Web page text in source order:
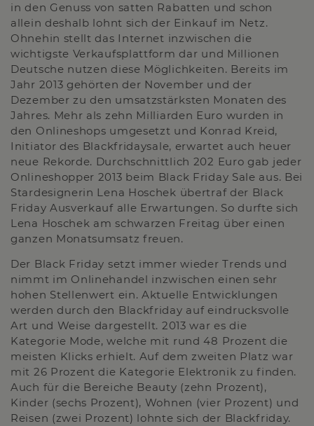
in den Genuss von satten Rabatten und schon
allein deshalb lohnt sich der Einkauf im Netz.
Ohnehin stellt das Internet inzwischen die
wichtigste Verkaufsplattform dar und Millionen
Deutsche nutzen diese Möglichkeiten. Bereits im
Jahr 2013 gehörten der November und der
Dezember zu den umsatzstärksten Monaten des
Jahres. Mehr als zehn Milliarden Euro wurden in
den Onlineshops umgesetzt und Konrad Kreid,
Initiator des Blackfridaysale, erwartet auch heuer
neue Rekorde. Durchschnittlich 202 Euro gab jeder
Onlineshopper 2013 beim Black Friday Sale aus. Bei
Stardesignerin Lena Hoschek übertraf der Black
Friday Ausverkauf alle Erwartungen. So durfte sich
Lena Hoschek am schwarzen Freitag über einen
ganzen Monatsumsatz freuen.
Der Black Friday setzt immer wieder Trends und
nimmt im Onlinehandel inzwischen einen sehr
hohen Stellenwert ein. Aktuelle Entwicklungen
werden durch den Blackfriday auf eindrucksvolle
Art und Weise dargestellt. 2013 war es die
Kategorie Mode, welche mit rund 48 Prozent die
meisten Klicks erhielt. Auf dem zweiten Platz war
mit 26 Prozent die Kategorie Elektronik zu finden.
Auch für die Bereiche Beauty (zehn Prozent),
Kinder (sechs Prozent), Wohnen (vier Prozent) und
Reisen (zwei Prozent) lohnte sich der Blackfriday.